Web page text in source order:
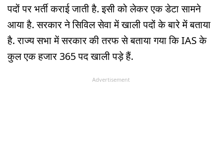
पदों पर भर्ती कराई जाती है. इसी को लेकर एक डेटा सामने
आया है. सरकार ने सिविल सेवा में खाली पदों के बारे में बताया
है. राज्य सभा में सरकार की तरफ से बताया गया कि IAS के
कुल एक हजार 365 पद खाली पड़े हैं.
Advertisement